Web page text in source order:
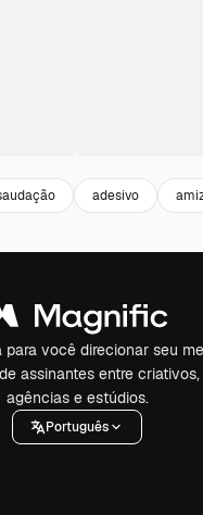
adesivo
você direcionar seu
assinantes entre
agências e estúdios.
Português